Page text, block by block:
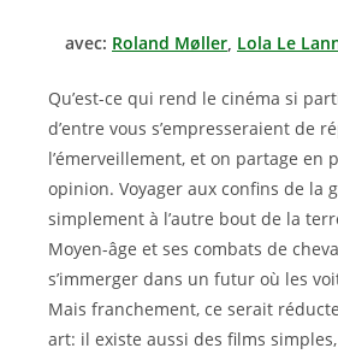
avec: Roland Møller, Lola Le
Qu’est-ce qui rend le cinéma si
d’entre vous s’empresseraient de
l’émerveillement, et on partage en
opinion. Voyager aux confins de la
simplement à l’autre bout de la
Moyen-âge et ses combats de
s’immerger dans un futur où les
Mais franchement, ce serait
art: il existe aussi des films